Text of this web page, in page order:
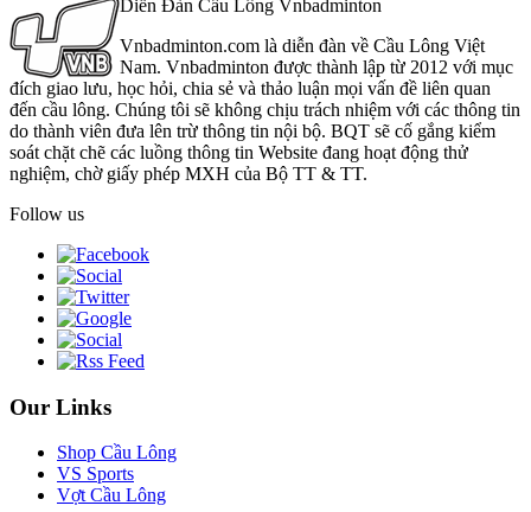
Diễn Đàn Cầu Lông Vnbadminton
Vnbadminton.com là diễn đàn về Cầu Lông Việt
Nam. Vnbadminton được thành lập từ 2012 với mục
đích giao lưu, học hỏi, chia sẻ và thảo luận mọi vấn đề liên quan
đến cầu lông. Chúng tôi sẽ không chịu trách nhiệm với các thông tin
do thành viên đưa lên trừ thông tin nội bộ. BQT sẽ cố gắng kiểm
soát chặt chẽ các luồng thông tin Website đang hoạt động thử
nghiệm, chờ giấy phép MXH của Bộ TT & TT.
Follow us
Our Links
Shop Cầu Lông
VS Sports
Vợt Cầu Lông